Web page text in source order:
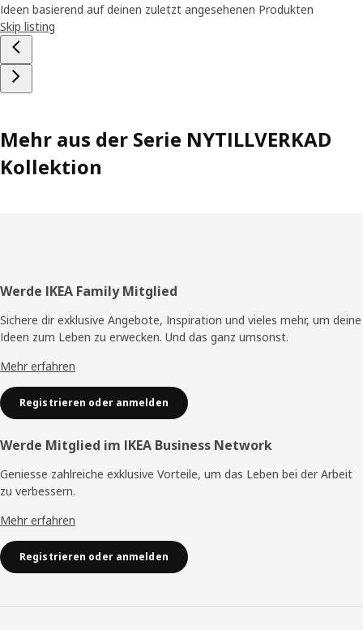
Ideen basierend auf deinen zuletzt angesehenen Produkten
Skip listing
Mehr aus der Serie NYTILLVERKAD
Kollektion
Fusszeile
Werde IKEA Family Mitglied
Sichere dir exklusive Angebote, Inspiration und vieles mehr, um deine
Ideen zum Leben zu erwecken. Und das ganz umsonst.
Mehr erfahren
Registrieren oder anmelden
Werde Mitglied im IKEA Business Network
Geniesse zahlreiche exklusive Vorteile, um das Leben bei der Arbeit
zu verbessern.
Mehr erfahren
Registrieren oder anmelden